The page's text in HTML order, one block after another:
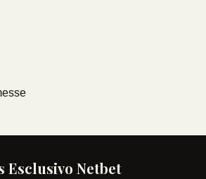
Esclusivo Netbet